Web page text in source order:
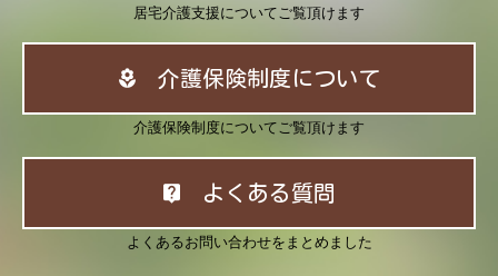
居宅介護支援についてご覧頂けます
介護保険制度について
介護保険制度についてご覧頂けます
よくある質問
よくあるお問い合わせをまとめました